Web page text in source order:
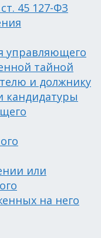
45 127-ФЗ
управляющего
тайной
и должнику
кандидатуры
или
на него